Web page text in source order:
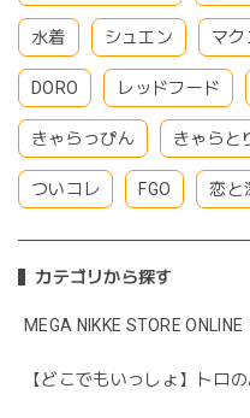
水着 シュエン マ
DORO レッドフード
きゃらっぴん きゃらと
ついコレ FGO 恋と
カテゴリから探す
MEGA NIKKE STORE ONLINE
【どこでもいっしょ】トロ